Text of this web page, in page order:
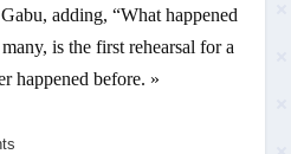
adding, “What happened
is the first rehearsal for a
happened before. »